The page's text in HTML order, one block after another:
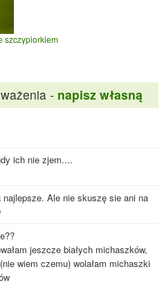
szczypiorkiem
- napisz własną
ich nie zjem....
najlepsze. Ale nie skuszę sie ani na
jeszcze białych michaszków,
wiem czemu) wolałam michaszki